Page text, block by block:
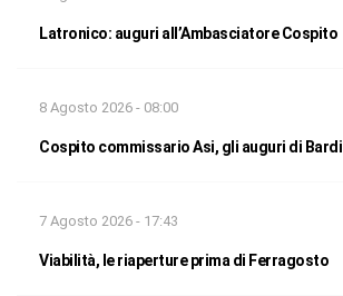
Latronico: auguri all’Ambasciatore Cospito
8 Agosto 2026 - 08:00
Cospito commissario Asi, gli auguri di Bardi
7 Agosto 2026 - 17:43
Viabilità, le riaperture prima di Ferragosto